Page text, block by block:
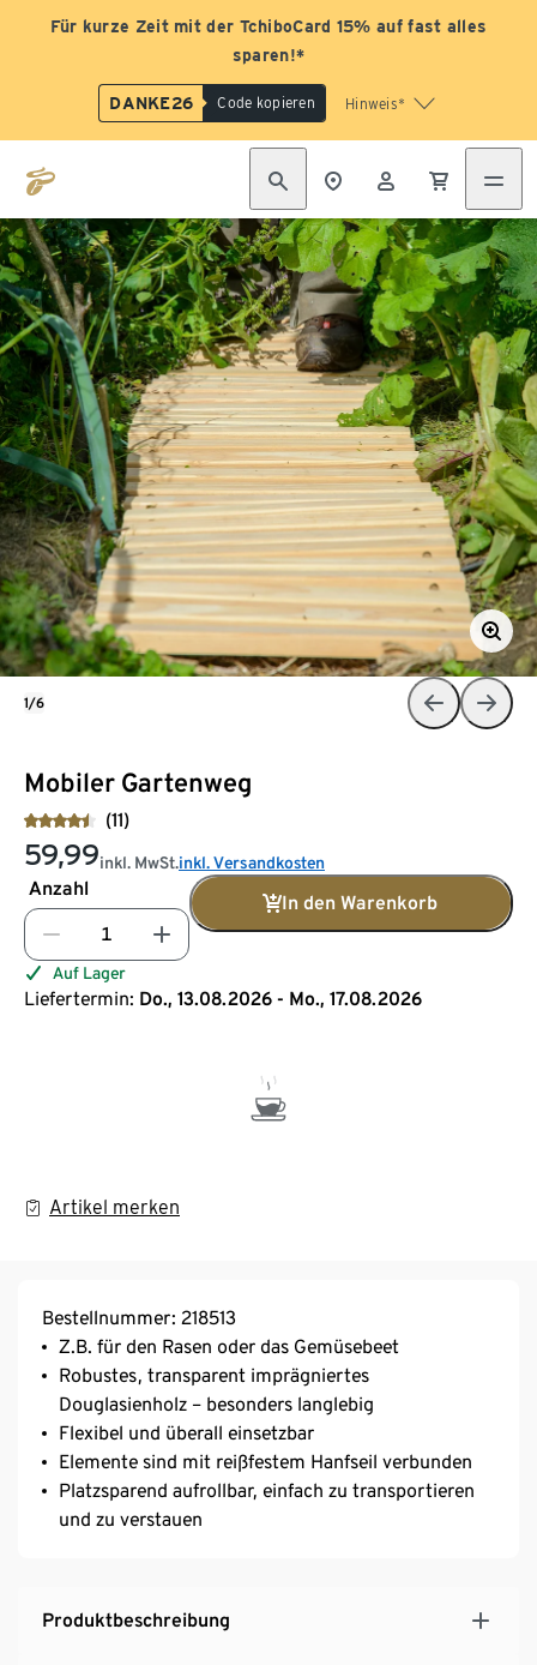
Für kurze Zeit mit der TchiboCard 15% auf fast alles
sparen!*
DANKE26 Code kopieren Hinweis*
Mobiler Gartenweg
(11)
59,99inkl. MwSt.inkl. Versandkosten
Anzahl
In den Warenkorb
Auf Lager
Liefertermin: Do., 13.08.2026 - Mo., 17.08.2026
Artikel merken
1/6
Bestellnummer: 218513
Z.B. für den Rasen oder das Gemüsebeet
Robustes, transparent imprägniertes
Douglasienholz – besonders langlebig
Flexibel und überall einsetzbar
Elemente sind mit reißfestem Hanfseil verbunden
Platzsparend aufrollbar, einfach zu transportieren
und zu verstauen
Produktbeschreibung